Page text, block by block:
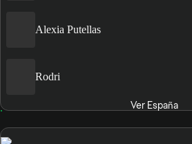
Alexia Putellas
Rodri
Ver España